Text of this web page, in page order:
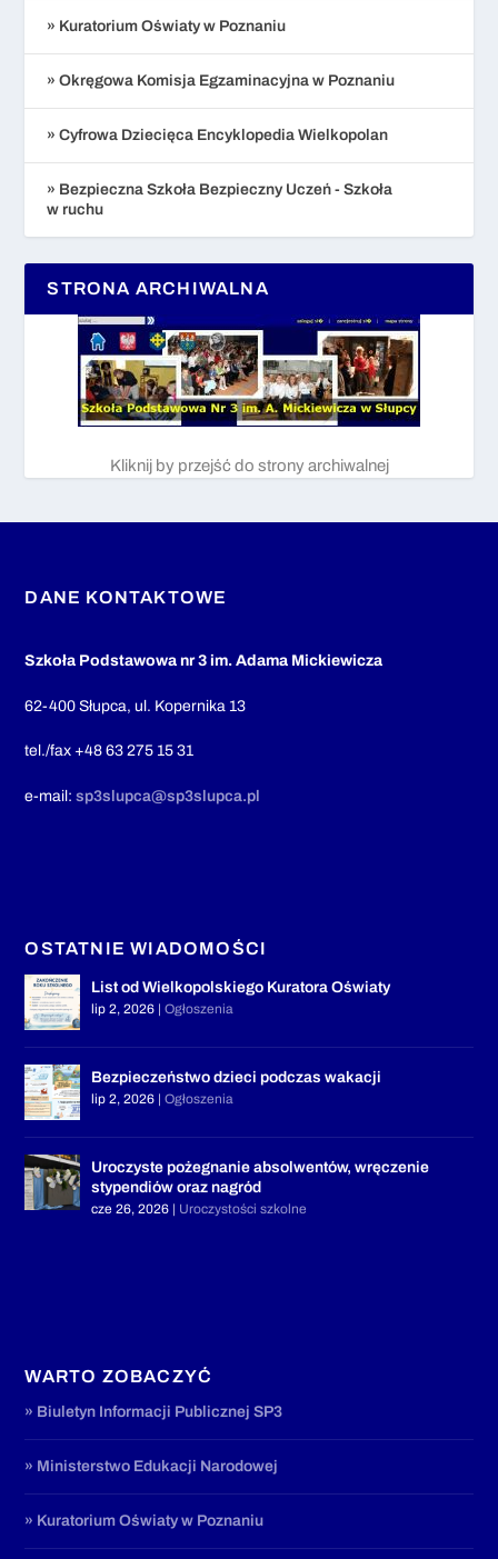
» Kuratorium Oświaty w Poznaniu
» Okręgowa Komisja Egzaminacyjna w Poznaniu
» Cyfrowa Dziecięca Encyklopedia Wielkopolan
» Bezpieczna Szkoła Bezpieczny Uczeń - Szkoła
w ruchu
STRONA ARCHIWALNA
Kliknij by przejść do strony archiwalnej
DANE KONTAKTOWE
Szkoła Podstawowa nr 3 im. Adama Mickiewicza
62-400 Słupca, ul. Kopernika 13
tel./fax +48 63 275 15 31
e-mail:sp3slupca@sp3slupca.pl
OSTATNIE WIADOMOŚCI
List od Wielkopolskiego Kuratora Oświaty
lip 2, 2026 |Ogłoszenia
Bezpieczeństwo dzieci podczas wakacji
lip 2, 2026 |Ogłoszenia
Uroczyste pożegnanie absolwentów, wręczenie
stypendiów oraz nagród
cze 26, 2026 | Uroczystości szkolne
WARTO ZOBACZYĆ
» Biuletyn Informacji Publicznej SP3
» Ministerstwo Edukacji Narodowej
» Kuratorium Oświaty w Poznaniu